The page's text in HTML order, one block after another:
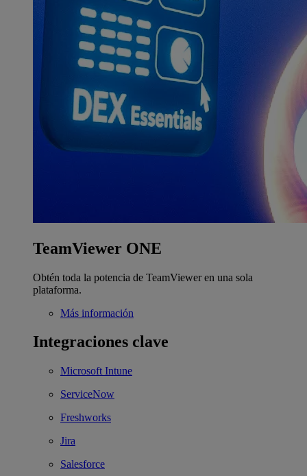
TeamViewer ONE
Obtén toda la potencia de TeamViewer en una sola
plataforma.
Más información
Integraciones clave
Microsoft Intune
ServiceNow
Freshworks
Jira
Salesforce